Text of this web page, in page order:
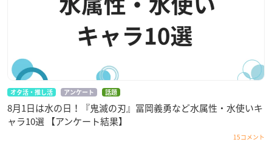
オタ活・推し活 アンケート 話題
8月1日は水の日！『鬼滅の刃』冨岡義勇など水属性・水使いキ
ャラ10選 【アンケート結果】
15コメント